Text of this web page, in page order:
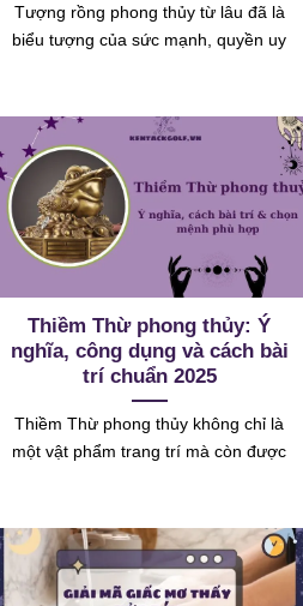
Tượng rồng phong thủy từ lâu đã là
biểu tượng của sức mạnh, quyền uy
Thiềm Thừ phong thủy: Ý
nghĩa, công dụng và cách bài
trí chuẩn 2025
Thiềm Thừ phong thủy không chỉ là
một vật phẩm trang trí mà còn được